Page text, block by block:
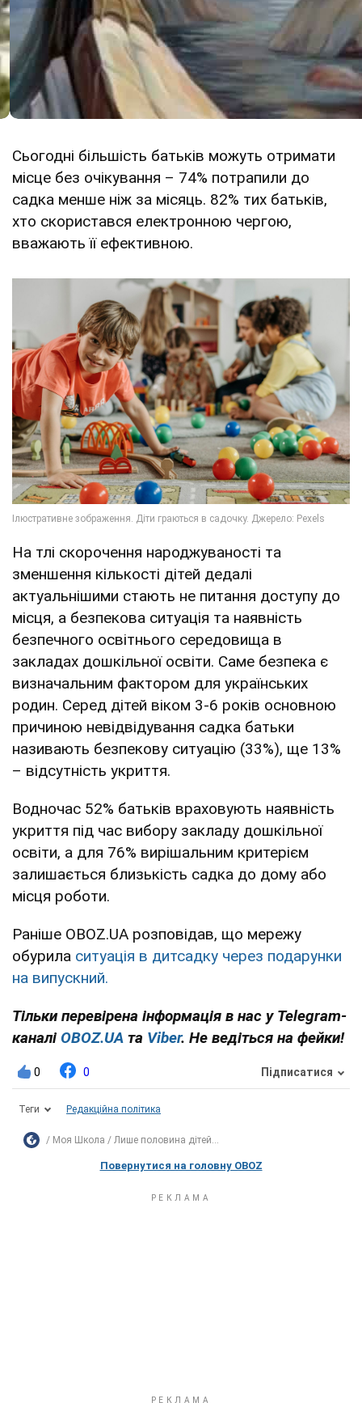
Сьогодні більшість батьків можуть отримати
місце без очікування – 74% потрапили до
садка менше ніж за місяць. 82% тих батьків,
хто скористався електронною чергою,
вважають її ефективною.
На тлі скорочення народжуваності та
зменшення кількості дітей дедалі
актуальнішими стають не питання доступу до
місця, а безпекова ситуація та наявність
безпечного освітнього середовища в
закладах дошкільної освіти. Саме безпека є
визначальним фактором для українських
родин. Серед дітей віком 3-6 років основною
причиною невідвідування садка батьки
називають безпекову ситуацію (33%), ще 13%
– відсутність укриття.
Водночас 52% батьків враховують наявність
укриття під час вибору закладу дошкільної
освіти, а для 76% вирішальним критерієм
залишається близькість садка до дому або
місця роботи.
Раніше OBOZ.UA розповідав, що мережу
обурила ситуація в дитсадку через подарунки
на випускний.
Тільки перевірена інформація в нас у Telegram-
каналі OBOZ.UA та Viber. Не ведіться на фейки!
0 0 Підписатися
Теги Редакційна політика
Моя Школа Лише половина дітей...
Повернутися на головну OBOZ